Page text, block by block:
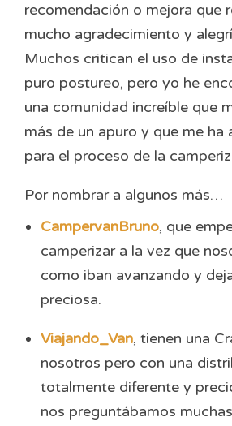
recomendación o mejora que
mucho agradecimiento y
Muchos critican el uso de
puro postureo, pero yo he
una comunidad increíble que
más de un apuro y que me ha
para el proceso de la
Por nombrar a algunos más…
CampervanBruno, que
camperizar a la vez que
como iban avanzando y
preciosa.
Viajando_Van, tienen una
nosotros pero con una
totalmente diferente y
nos preguntábamos